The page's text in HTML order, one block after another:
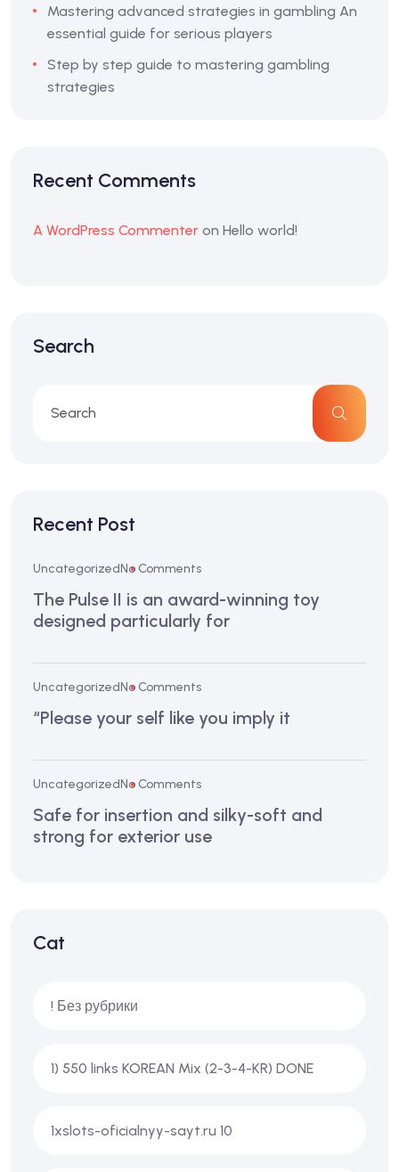
Mastering advanced strategies in gambling An
essential guide for serious players
Step by step guide to mastering gambling
strategies
Recent Comments
A WordPress Commenter on Hello world!
Search
Recent Post
UncategorizedNo Comments
The Pulse II is an award-winning toy
designed particularly for
UncategorizedNo Comments
“Please your self like you imply it
UncategorizedNo Comments
Safe for insertion and silky-soft and
strong for exterior use
Cat
! Без рубрики
1) 550 links KOREAN Mix (2-3-4-KR) DONE
1xslots-oficialnyy-sayt.ru 10